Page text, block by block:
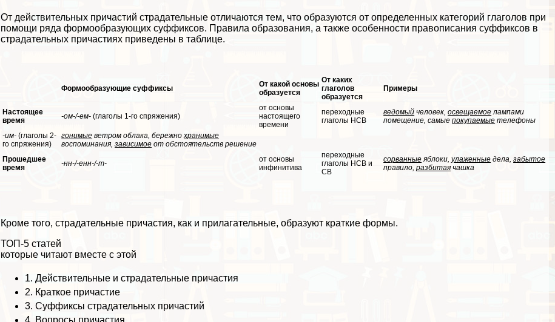
От действительных причастий страдательные отличаются тем, что образуются от определенных категорий глаголов при
помощи ряда формообразующих суффиксов. Правила образования, а также особенности правописания суффиксов в
страдательных причастиях приведены в таблице.
Формообразующие суффиксы
От какой основы
образуется
От каких
глаголов
образуется
Примеры
Настоящее
время
-ом-/-ем-(глаголы 1-го спряжения)
от основы
настоящего
времени
переходные
глаголы НСВ
ведомый человек,освещаемое лампами
помещение, самыепокупаемые телефоны
-им-(глаголы 2-
го спряжения)
гонимые ветром облака, бережнохранимые
воспоминания,зависимое от обстоятельств решение
Прошедшее
время
-нн-/-енн-/-т-
от основы
инфинитива
переходные
глаголы НСВ и
СВ
сорванные яблоки,улаженные дела,забытое
правило,разбитая чашка
Кроме того, страдательные причастия, как и прилагательные, образуют краткие формы.
ТОП-5 статей
которые читают вместе с этой
1. Действительные и страдательные причастия
2. Краткое причастие
3. Суффиксы страдательных причастий
4. Вопросы причастия